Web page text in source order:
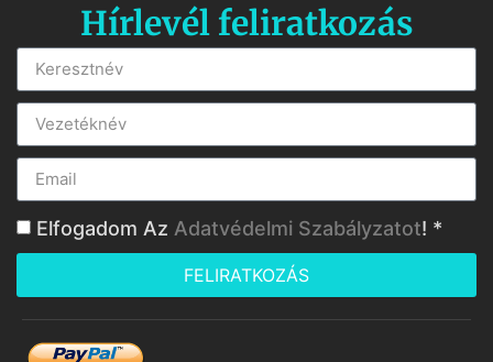
Hírlevél feliratkozás
Elfogadom Az Adatvédelmi Szabályzatot! *
FELIRATKOZÁS